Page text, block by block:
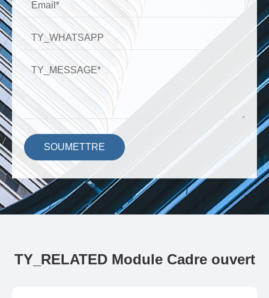
SOUMETTRE
TY_RELATED Module Cadre ouvert